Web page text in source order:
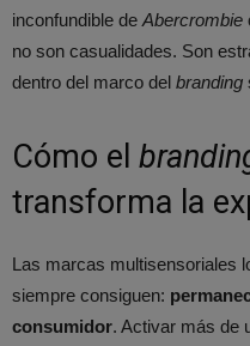
inconfundible de Abercrombie
no son casualidades. Son
dentro del marco del branding
Cómo el
transforma la
Las marcas multisensoriales
siempre consiguen:
consumidor. Activar más de